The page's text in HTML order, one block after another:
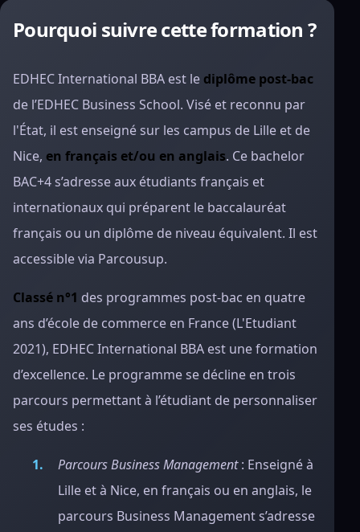
Pourquoi suivre cette formation ?
EDHEC International BBA est le diplôme post-bac
de l’EDHEC Business School. Visé et reconnu par
l'État, il est enseigné sur les campus de Lille et de
Nice, en français et/ou en anglais. Ce bachelor
BAC+4 s’adresse aux étudiants français et
internationaux qui préparent le baccalauréat
français ou un diplôme de niveau équivalent. Il est
accessible via Parcousup.
Classé n°1 des programmes post-bac en quatre
ans d’école de commerce en France (L'Etudiant
2021), EDHEC International BBA est une formation
d’excellence. Le programme se décline en trois
parcours permettant à l’étudiant de personnaliser
ses études :
Parcours Business Management: Enseigné à
Lille et à Nice, en français ou en anglais, le
parcours Business Management s’adresse